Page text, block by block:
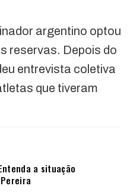
argentino optou
reservas. Depois do
entrevista coletiva
que tiveram
a situação